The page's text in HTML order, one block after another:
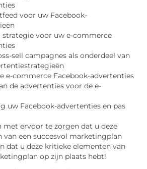
voor uw Facebook-
strategie voor uw e-commerce
sell campagnes als onderdeel van
e-commerce Facebook-advertenties
de advertenties voor de e-
uw Facebook-advertenties en pas
met ervoor te zorgen dat u deze
van een succesvol marketingplan
dat u deze kritieke elementen van
op zijn plaats hebt!